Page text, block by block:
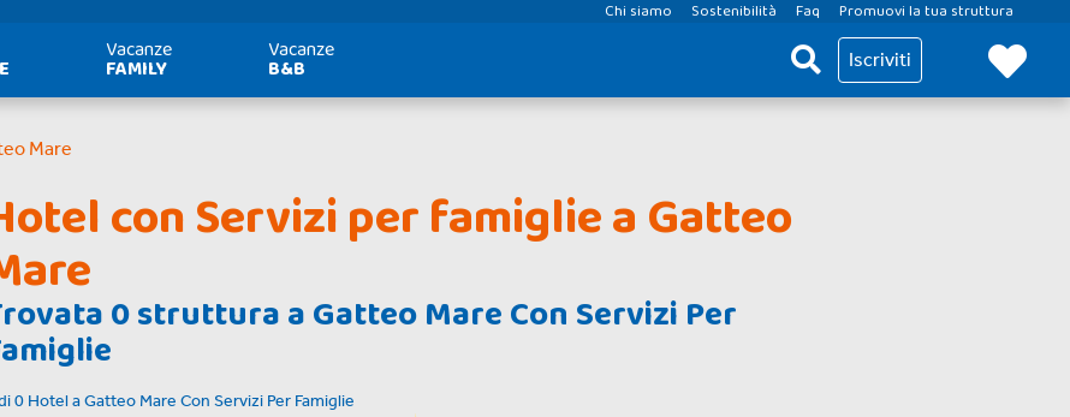
Chi siamo Sostenibilità Faq Promuovi la tua struttura
Vacanze
FAMILY
Vacanze
B&B Iscriviti
Mare
con Servizi per famiglie a Gatteo
0struttura aGatteo Mare Con Servizi Per
0 Hotel aGatteo Mare Con Servizi Per Famiglie